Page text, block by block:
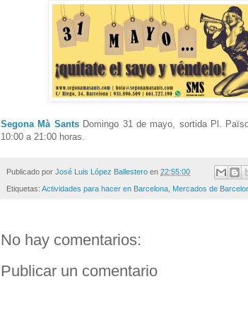
Segona Mà SantsDomingo 31 de mayo, sortida Pl.
10:00 a 21:00 horas.
Publicado por José Luis López Ballestero en 22:55:00
Etiquetas: Actividades para hacer en Barcelona Mercados de
No hay comentarios:
Publicar un comentario